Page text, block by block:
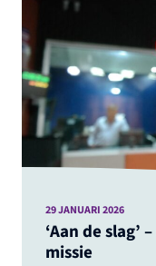
‘Aan de slag’
missie
29 JANUARI 2026